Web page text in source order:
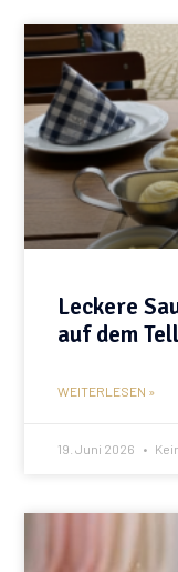
Leckere
auf dem
WEITERLESEN »
19. Juni 2026